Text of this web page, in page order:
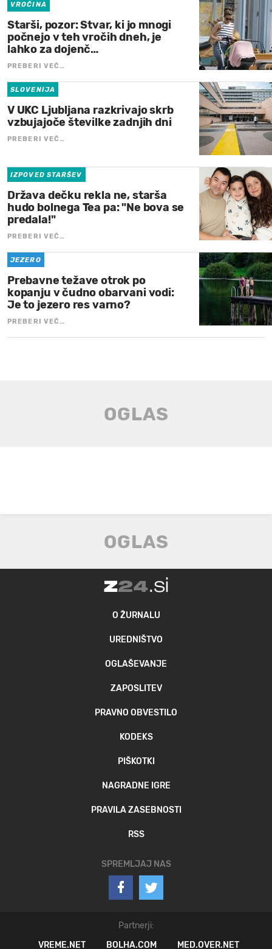
VROČINA
Starši, pozor: Stvar, ki jo mnogi
počnejo v teh vročih dneh, je
lahko za dojenč…
PREBERI VEČ…
SLOVENIJA
V UKC Ljubljana razkrivajo skrb
vzbujajoče številke zadnjih dni
PREBERI VEČ…
IZPOVED STARŠEV
Država dečku rekla ne, starša
hudo bolnega Tea pa: "Ne bova se
predala!"
PREBERI VEČ…
JEZERO
Prebavne težave otrok po
kopanju v čudno obarvani vodi:
Je to jezero res varno?
PREBERI VEČ…
O ŽURNALU
UREDNIŠTVO
OGLAŠEVANJE
ZAPOSLITEV
PRAVNO OBVESTILO
KODEKS
PIŠKOTKI
NAGRADNE IGRE
PRAVILA ZASEBNOSTI
RSS
SPREMLJAJ NAS
Partnerji:
VREME.NET
BOLHA.COM MED.OVER.NET